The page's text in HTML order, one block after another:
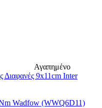
Αγαπημένο
9x11cm Inter